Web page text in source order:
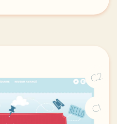
des cartes de memoire
C2
C1